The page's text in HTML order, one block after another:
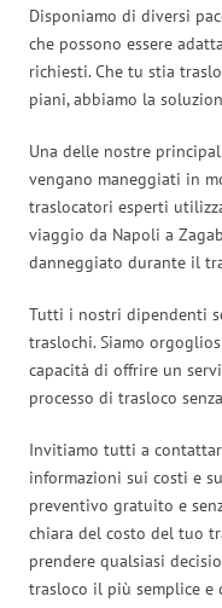
Disponiamo di diversi
che possono essere
richiesti. Che tu stia
piani, abbiamo la
Una delle nostre
vengano maneggiati in
traslocatori esperti
viaggio da Napoli a
danneggiato durante il
Tutti i nostri dipendenti
traslochi. Siamo
capacità di offrire un
processo di trasloco
Invitiamo tutti a
informazioni sui costi e
preventivo gratuito e
chiara del costo del tuo
prendere qualsiasi
trasloco il più semplice e